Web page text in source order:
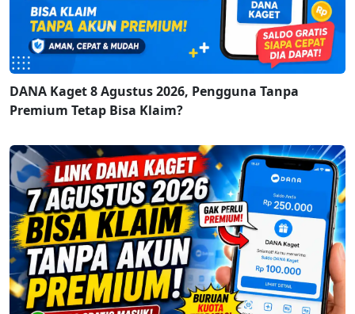
DANA Kaget 8 Agustus 2026, Pengguna Tanpa
Premium Tetap Bisa Klaim?